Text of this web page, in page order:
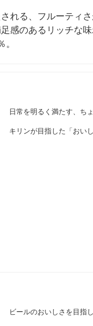
れる、フルーティ
感のあるリッチな
日常を明るく満たす、ち
キリンが目指した「おい
ビールのおいしさを目指